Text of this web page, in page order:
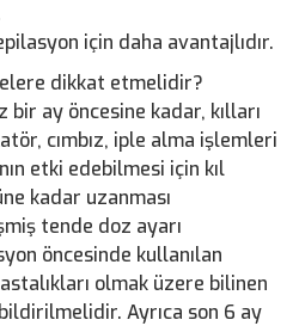
için daha avantajlıdır.
dikkat etmelidir?
ay öncesine kadar, kılları
cımbız, iple alma işlemleri
etki edebilmesi için kıl
kadar uzanması
tende doz ayarı
öncesinde kullanılan
olmak üzere bilinen
Ayrıca son 6 ay